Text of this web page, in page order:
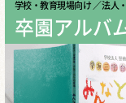
学校・教育現場向け ／ 法人
卒園アルバ